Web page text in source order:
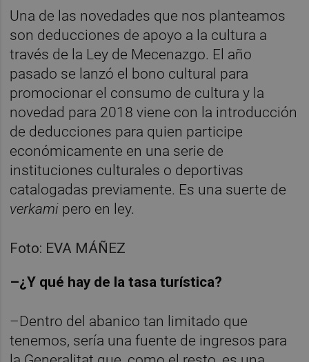
Una de las novedades que nos planteamos
son deducciones de apoyo a la cultura a
través de la Ley de Mecenazgo. El año
pasado se lanzó el bono cultural para
promocionar el consumo de cultura y la
novedad para 2018 viene con la introducción
de deducciones para quien participe
económicamente en una serie de
instituciones culturales o deportivas
catalogadas previamente. Es una suerte de
verkami pero en ley.
Foto: EVA MÁÑEZ
–¿Y qué hay de la tasa turística?
–Dentro del abanico tan limitado que
tenemos, sería una fuente de ingresos para